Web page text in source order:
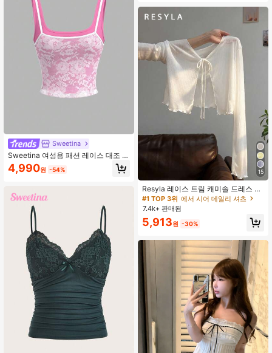
Sweetina
Sweetina 여성용 패션 레이스 대조 색
상 캐미솔 탑
4,990원 -54% 15
Resyla 레이스 트림 캐미솔 드레스 커
버 업, 여성용 긴소매 니트 시어 커버
업 탑, 여름
#1 TOP 3위 에서 시어 데일리 셔츠
7.4k+ 판매됨
5,913원 -30%